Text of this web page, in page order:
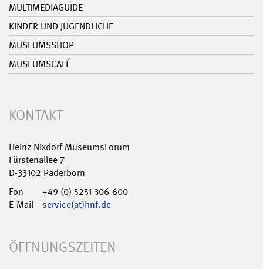
MULTIMEDIAGUIDE
KINDER UND JUGENDLICHE
MUSEUMSSHOP
MUSEUMSCAFÉ
KONTAKT
Heinz Nixdorf MuseumsForum
Fürstenallee 7
D-33102 Paderborn
Fon
+49 (0) 5251 306-600
E-Mail
service(at)hnf.de
ÖFFNUNGSZEITEN